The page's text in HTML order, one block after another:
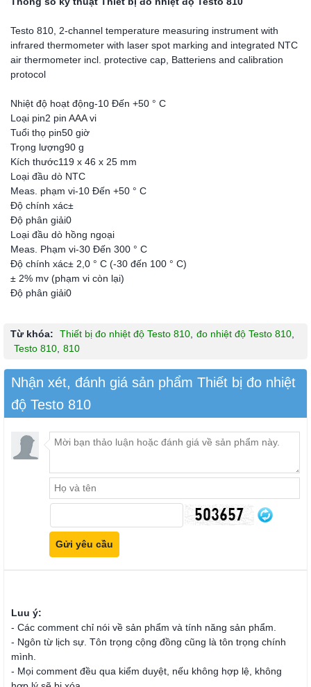
Testo 810, 2-channel temperature measuring instrument with
infrared thermometer with laser spot marking and integrated NTC
air thermometer incl. protective cap, Batteriens and calibration
protocol
Nhiệt độ hoạt động-10 Đến +50 ° C
Loại pin2 pin AAA vi
Tuổi thọ pin50 giờ
Trọng lượng90 g
Kích thước119 x 46 x 25 mm
Loại đầu dò NTC
Meas. phạm vi-10 Đến +50 ° C
Độ chính xác±
Độ phân giải0
Loại đầu dò hồng ngoại
Meas. Phạm vi-30 Đến 300 ° C
Độ chính xác± 2,0 ° C (-30 đến 100 ° C)
± 2% mv (phạm vi còn lại)
Độ phân giải0
Từ khóa: Thiết bị đo nhiệt độ Testo 810, đo nhiệt độ Testo 810,
Testo 810, 810
Nhận xét, đánh giá sản phẩm Thiết bị đo nhiệt
độ Testo 810
Luu ý:
- Các comment chỉ nói về sản phẩm và tính năng sản phẩm.
- Ngôn từ lịch sự. Tôn trọng cộng đồng cũng là tôn trọng chính
mình.
- Mọi comment đều qua kiểm duyệt, nếu không hợp lệ, không